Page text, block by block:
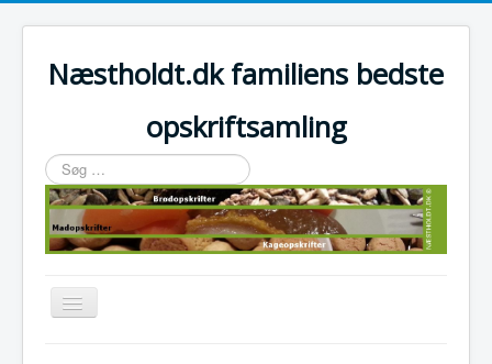
Næstholdt.dk familiens bedste
opskriftsamling
Søg
…
Skift
navigation